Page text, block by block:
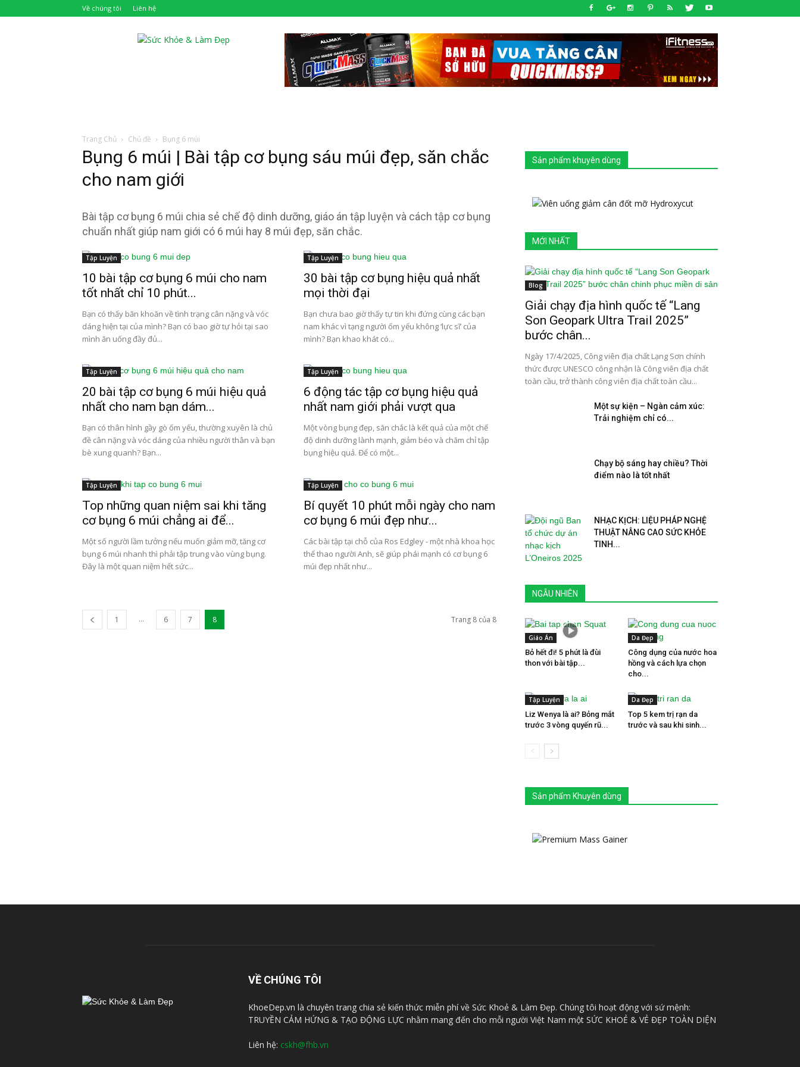
Về chúng tôi Liên hệ
Trang Chủ Chủ đề Bụng 6 múi
Bụng 6 múi | Bài tập cơ bụng sáu múi đẹp, săn chắc
cho nam giới
Bài tập cơ bụng 6 múi chia sẻ chế độ dinh dưỡng, giáo án tập luyện và cách tập cơ bụng
chuẩn nhất giúp nam giới có 6 múi hay 8 múi đẹp, săn chắc.
Tập Luyện
10 bài tập cơ bụng 6 múi cho nam
tốt nhất chỉ 10 phút...
Bạn có thấy băn khoăn về tình trạng cân nặng và vóc
dáng hiện tại của mình? Bạn có bao giờ tự hỏi tại sao
mình ăn uống đầy đủ...
Tập Luyện
30 bài tập cơ bụng hiệu quả nhất
mọi thời đại
Bạn chưa bao giờ thấy tự tin khi đứng cùng các bạn
nam khác vì tạng người ốm yếu không ‘lực sĩ’ của
mình? Bạn khao khát có...
Tập Luyện
20 bài tập cơ bụng 6 múi hiệu quả
nhất cho nam bạn dám...
Bạn có thân hình gầy gò ốm yếu, thường xuyên là chủ
đề cân nặng và vóc dáng của nhiều người thân và bạn
bè xung quanh? Bạn...
Tập Luyện
6 động tác tập cơ bụng hiệu quả
nhất nam giới phải vượt qua
Một vòng bụng đẹp, săn chắc là kết quả của một chế
độ dinh dưỡng lành mạnh, giảm béo và chăm chỉ tập
bụng hiệu quả. Để có một...
Tập Luyện
Top những quan niệm sai khi tăng
cơ bụng 6 múi chẳng ai để...
Một số người lầm tưởng nếu muốn giảm mỡ, tăng cơ
bụng 6 múi nhanh thì phải tập trung vào vùng bụng.
Đây là một quan niệm hết sức...
Tập Luyện
Bí quyết 10 phút mỗi ngày cho nam
cơ bụng 6 múi đẹp như...
Các bài tập tại chỗ của Ros Edgley - một nhà khoa học
thể thao người Anh, sẽ giúp phái mạnh có cơ bụng 6
múi đẹp nhất như...
1 ... 6 7 8 Trang 8 của 8
Sản phẩm khuyên dùng
MỚI NHẤT
Blog
Giải chạy địa hình quốc tế “Lang
Son Geopark Ultra Trail 2025”
bước chân...
Ngày 17/4/2025, Công viên địa chất Lạng Sơn chính
thức được UNESCO công nhận là Công viên địa chất
toàn cầu, trở thành công viên địa chất toàn cầu...
Một sự kiện – Ngàn cảm xúc:
Trải nghiệm chỉ có...
Chạy bộ sáng hay chiều? Thời
điểm nào là tốt nhất
NHẠC KỊCH: LIỆU PHÁP NGHỆ
THUẬT NÂNG CAO SỨC KHỎE
TINH...
NGẪU NHIÊN
Giáo Án
Bỏ hết đi! 5 phút là đùi
thon với bài tập...
Da Đẹp
Công dụng của nước hoa
hồng và cách lựa chọn
cho...
Tập Luyện
Liz Wenya là ai? Bỏng mắt
trước 3 vòng quyến rũ...
Da Đẹp
Top 5 kem trị rạn da
trước và sau khi sinh...
Sản phẩm Khuyên dùng
VỀ CHÚNG TÔI
KhoeDep.vn là chuyên trang chia sẻ kiến thức miễn phí về Sức Khoẻ & Làm Đẹp. Chúng tôi hoạt động với sứ mệnh:
TRUYỀN CẢM HỨNG & TẠO ĐỘNG LỰC nhằm mang đến cho mỗi người Việt Nam một SỨC KHOẺ & VẺ ĐẸP TOÀN DIỆN
Liên hệ: cskh@fhb.vn